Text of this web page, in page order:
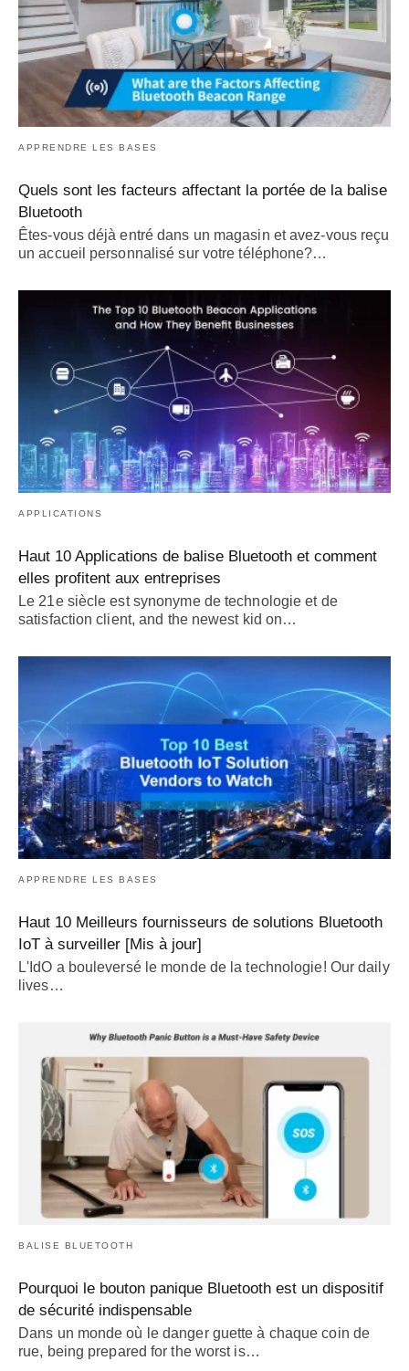
APPRENDRE LES BASES
Quels sont les facteurs affectant la portée de la balise
Bluetooth
Êtes-vous déjà entré dans un magasin et avez-vous reçu
un accueil personnalisé sur votre téléphone?…
APPLICATIONS
Haut 10 Applications de balise Bluetooth et comment
elles profitent aux entreprises
Le 21e siècle est synonyme de technologie et de
satisfaction client,and the newest kid on…
APPRENDRE LES BASES
Haut 10 Meilleurs fournisseurs de solutions Bluetooth
IoT à surveiller [Mis à jour]
L'IdO a bouleversé le monde de la technologie! Our daily
lives…
BALISE BLUETOOTH
Pourquoi le bouton panique Bluetooth est un dispositif
de sécurité indispensable
Dans un monde où le danger guette à chaque coin de
rue, being prepared for the worst is…